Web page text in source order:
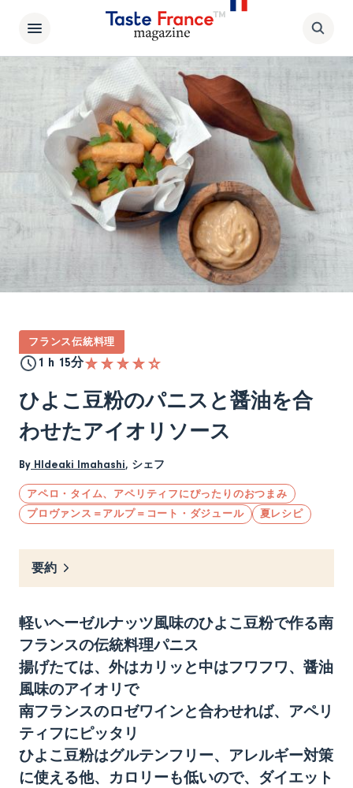
フランス伝統料理
1 h 15分
ひよこ豆粉のパニスと醤油を合
わせたアイオリソース
By HIdeaki Imahashi, シェフ
アペロ・タイム、アペリティフにぴったりのおつまみ
プロヴァンス＝アルプ＝コート・ダジュール
夏レシピ
要約
軽いヘーゼルナッツ風味のひよこ豆粉で作る南
フランスの伝統料理パニス
揚げたては、外はカリッと中はフワフワ、醤油
風味のアイオリで
南フランスのロゼワインと合わせれば、アペリ
ティフにピッタリ
ひよこ豆粉はグルテンフリー、アレルギー対策
に使える他、カロリーも低いので、ダイエット